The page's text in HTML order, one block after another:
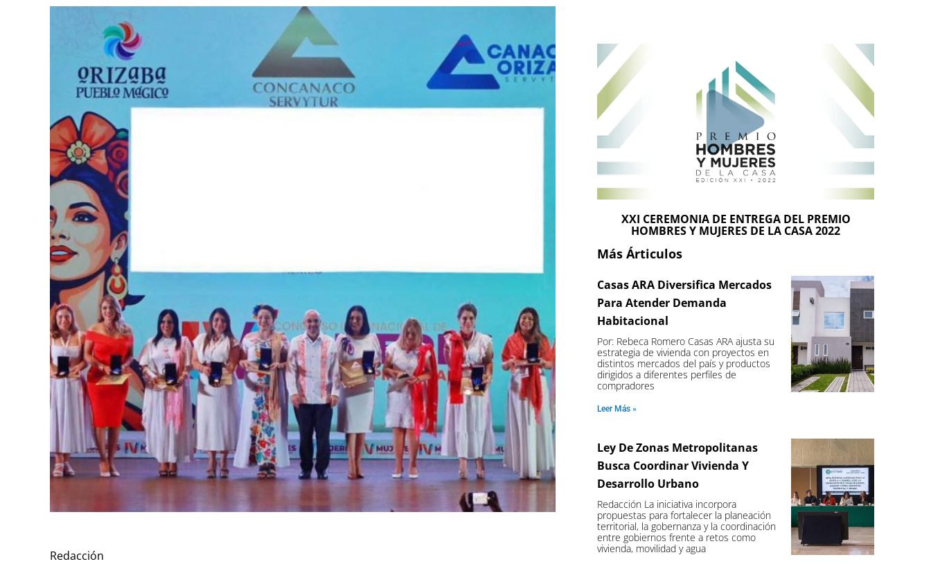
Redacción
XXI CEREMONIA DE ENTREGA DEL PREMIO
HOMBRES Y MUJERES DE LA CASA 2022
Más Árticulos
Casas ARA Diversifica Mercados
Para Atender Demanda
Habitacional
Por: Rebeca Romero Casas ARA ajusta su
estrategia de vivienda con proyectos en
distintos mercados del país y productos
dirigidos a diferentes perfiles de
compradores
Leer Más »
Ley De Zonas Metropolitanas
Busca Coordinar Vivienda Y
Desarrollo Urbano
Redacción La iniciativa incorpora
propuestas para fortalecer la planeación
territorial, la gobernanza y la coordinación
entre gobiernos frente a retos como
vivienda, movilidad y agua